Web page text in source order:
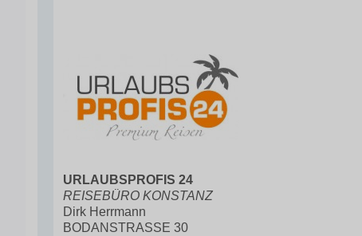
URLAUBSPROFIS 24
REISEBÜRO KONSTANZ
Dirk Herrmann
BODANSTRASSE 30